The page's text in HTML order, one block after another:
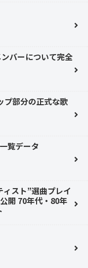
バーについて完全
プ部分の正式な歌
覧データ
スト”選曲プレイ
開 70年代・80年